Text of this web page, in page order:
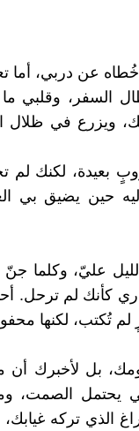
خُطاه عن دربي،
السفر، وقلبي
ويزرع في ظلال
بعيدة، لكنك
حين يضيق بي
عليّ، وكلما
كأنك لم ترحل.
تُكتب، لكنها
بل لأخبرك أن
يحتمل
الذي تركه